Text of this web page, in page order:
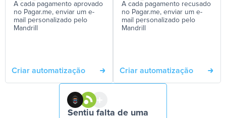
A cada pagamento aprovado
no Pagar.me, enviar um e-
mail personalizado pelo
Mandrill
Criar automatização
A cada pagamento recusado
no Pagar.me, enviar um e-
mail personalizado pelo
Mandrill
Criar automatização
Sentiu falta de uma